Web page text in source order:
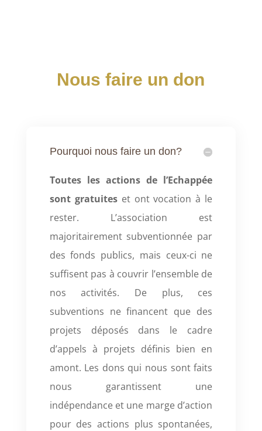
Nous faire un don
Pourquoi nous faire un don?
Toutes les actions de l’Echappée
sont gratuiteset ont vocation à le
rester. L’association est
majoritairement subventionnée par
des fonds publics, mais ceux-ci ne
suffisent pas à couvrir l’ensemble de
nos activités. De plus, ces
subventions ne financent que des
projets déposés dans le cadre
d’appels à projets définis bien en
amont. Les dons qui nous sont faits
nous garantissent une
indépendance et une marge d’action
pour des actions plus spontanées,